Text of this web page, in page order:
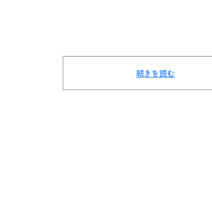
続きを読む